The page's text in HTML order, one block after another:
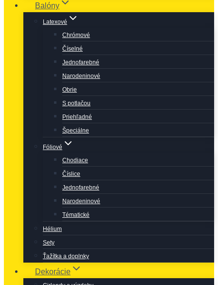
Balóny
Latexové
Chrómové
Číselné
Jednofarebné
Narodeninové
Obrie
S potlačou
Priehľadné
Špeciálne
Fóliové
Chodiace
Číslice
Jednofarebné
Narodeninové
Tématické
Hélium
Sety
Ťažítka a doplnky
Dekorácie